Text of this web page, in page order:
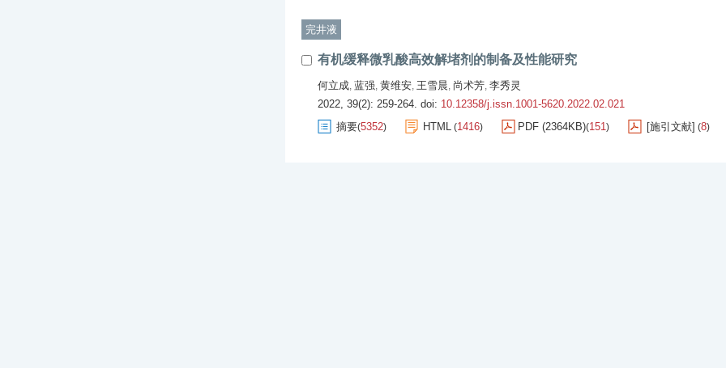
完井液
有机缓释微乳酸高效解堵剂的制备及性能研究
何立成, 蓝强, 黄维安, 王雪晨, 尚术芳, 李秀灵
2022, 39(2): 259-264. doi: 10.12358/j.issn.1001-5620.2022.02.021
摘要(5352) HTML (1416) PDF (2364KB)(151) [施引文献] (8)